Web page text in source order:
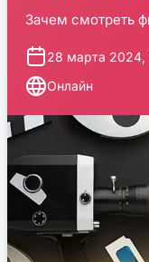
Зачем смотреть
28 марта 2024,
Онлайн